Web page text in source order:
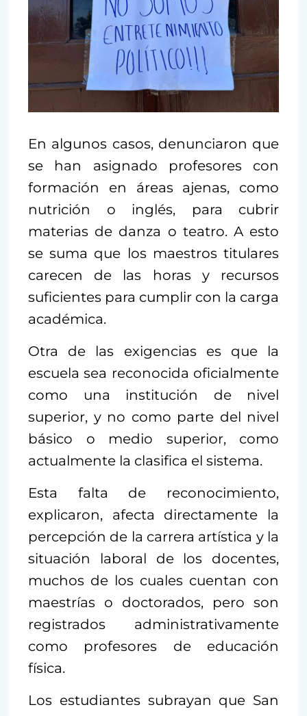
En algunos casos, denunciaron que
se han asignado profesores con
formación en áreas ajenas, como
nutrición o inglés, para cubrir
materias de danza o teatro. A esto
se suma que los maestros titulares
carecen de las horas y recursos
suficientes para cumplir con la carga
académica.
Otra de las exigencias es que la
escuela sea reconocida oficialmente
como una institución de nivel
superior, y no como parte del nivel
básico o medio superior, como
actualmente la clasifica el sistema.
Esta falta de reconocimiento,
explicaron, afecta directamente la
percepción de la carrera artística y la
situación laboral de los docentes,
muchos de los cuales cuentan con
maestrías o doctorados, pero son
registrados administrativamente
como profesores de educación
física.
Los estudiantes subrayan que San